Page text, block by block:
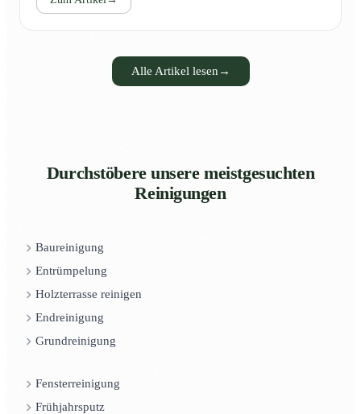
Alle Artikel lesen →
Durchstöbere unsere meistgesuchten
Reinigungen
Baureinigung
Entrümpelung
Holzterrasse reinigen
Endreinigung
Grundreinigung
Fensterreinigung
Frühjahrsputz